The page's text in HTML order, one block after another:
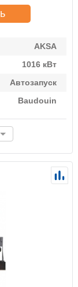
AKSA
1016 кВт
Автозапуск
Baudouin